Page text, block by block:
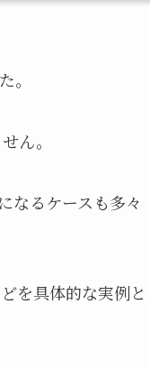
。
ん。
なるケースも多々
を具体的な実例と